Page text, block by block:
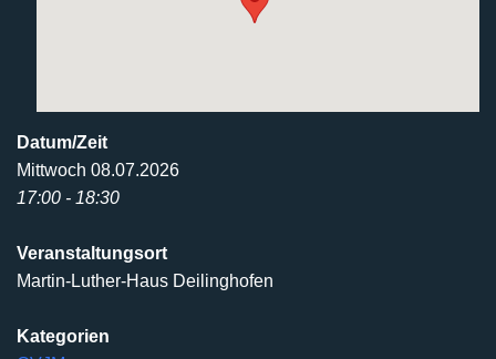
Datum/Zeit
Mittwoch 08.07.2026
17:00 - 18:30
Veranstaltungsort
Martin-Luther-Haus Deilinghofen
Kategorien